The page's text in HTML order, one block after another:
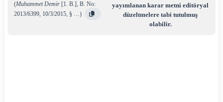
(Muhammet Demir [1. B.], B. No:
2013/6399, 10/3/2015, § …)
yayımlanan karar metni editöryal
düzeltmelere tabi tutulmuş
olabilir.